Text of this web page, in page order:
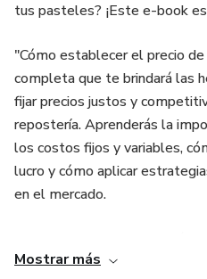
tus pasteles? ¡Este e-book
"Cómo establecer el precio
completa que te brindará las
fijar precios justos y
repostería. Aprenderás la
los costos fijos y variables,
lucro y cómo aplicar
en el mercado.
ejemplos prácticos que te
Mostrar más